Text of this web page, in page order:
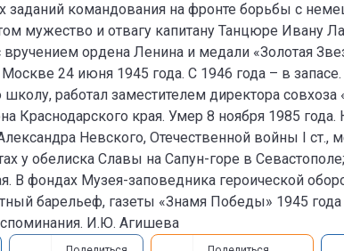
командования на фронте борьбы с
мужество и отвагу капитану Танцюре Ивану
вручением ордена Ленина и медали «Золотая
24 июня 1945 года. С 1946 года – в
работал заместителем директора
Краснодарского края. Умер 8 ноября 1985
Невского, Отечественной войны I
у обелиска Славы на Сапун-горе в
В фондах Музея-заповедника героической
барельеф, газеты «Знамя Победы» 1945
И.Ю. Агишева